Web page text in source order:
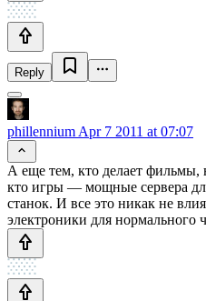
Reply
phillennium Apr 7 2011 at 07:07
А еще тем, кто делает
кто игры — мощные сервера
станок. И все это никак не
электроники для нормального